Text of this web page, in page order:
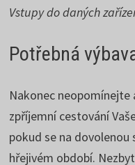
Vstupy do daných
Potřebná
Nakonec
zpříjemní cestování
pokud se na
hřejivém období.